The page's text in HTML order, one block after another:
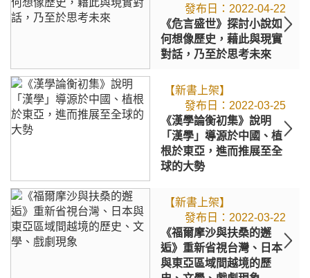
2022-04-22
《危言盛世》探討小說如
何想像歷史，藉此與現實
對話，乃至於思考未來
【新書上架】
2022-03-25
《漢學論衡初集》說明
「漢學」導源於中國、植
根於東亞，進而推展至全
球的大勢
【新書上架】
2022-03-22
《福爾摩沙與扶桑的邂
逅》重新省視台灣、日本
與東亞區域間越境的歷